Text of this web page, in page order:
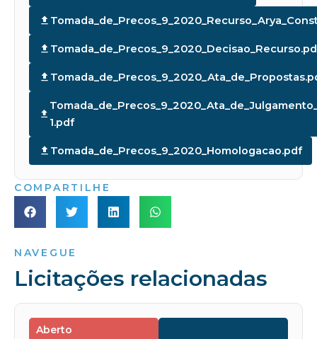
1.pdf
Tomada_de_Precos_9_2020_Homologacao.pdf
COMPARTILHE
NAVEGUE
Licitações relacionadas
Aberto